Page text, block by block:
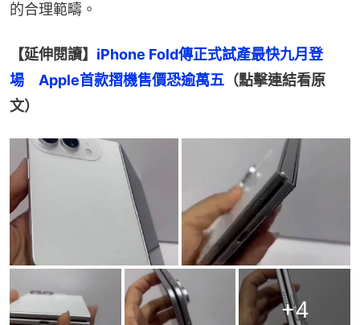
的合理範疇。
【延伸閱讀】 iPhone Fold傳正式試產最快九月登
場　Apple首款摺機售價恐逾萬五 （點擊連結看原
文）
+4